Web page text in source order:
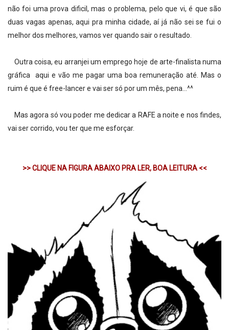
não foi uma prova dificil, mas o problema, pelo que vi, é que são
duas vagas apenas, aqui pra minha cidade, aí já não sei se fui o
melhor dos melhores, vamos ver quando sair o resultado.
Outra coisa, eu arranjei um emprego hoje de arte-finalista numa
gráfica aqui e vão me pagar uma boa remuneração até. Mas o
ruim é que é free-lancer e vai ser só por um mês, pena...^^
Mas agora só vou poder me dedicar a RAFE a noite e nos findes,
vai ser corrido, vou ter que me esforçar.
>> CLIQUE NA FIGURA ABAIXO PRA LER, BOA LEITURA <<